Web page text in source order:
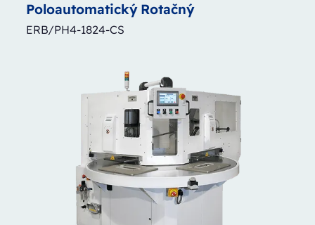
Poloautomatický Rotačný
ERB/PH4-1824-CS